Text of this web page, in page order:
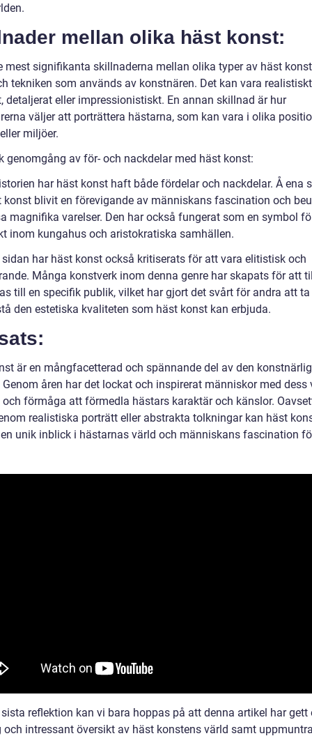
mellan olika häst konst:
mest signifikanta skillnaderna mellan olika typer av häst
tekniken som används av konstnären. Det kan vara
detaljerat eller impressionistiskt. En annan skillnad är hur
väljer att porträttera hästarna, som kan vara i olika
miljöer.
genomgång av för- och nackdelar med häst konst:
har häst konst haft både fördelar och nackdelar. Å ena
konst blivit en förevigande av människans fascination och
magnifika varelser. Den har också fungerat som en symbol
inom kungahus och aristokratiska samhällen.
sidan har häst konst också kritiserats för att vara elitistisk och
Många konstverk inom denna genre har skapats för att
till en specifik publik, vilket har gjort det svårt för andra att ta
den estetiska kvaliteten som häst konst kan erbjuda.
är en mångfacetterad och spännande del av den
Genom åren har det lockat och inspirerat människor med dess
och förmåga att förmedla hästars karaktär och känslor.
realistiska porträtt eller abstrakta tolkningar kan häst
unik inblick i hästarnas värld och människans fascination
reflektion kan vi bara hoppas på att denna artikel har gett
och intressant översikt av häst konstens värld samt